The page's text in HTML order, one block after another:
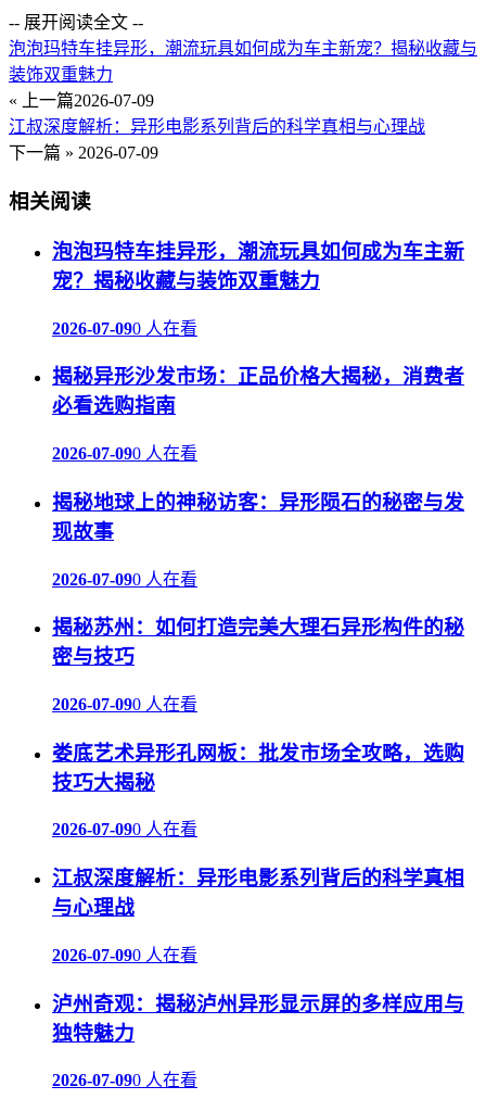
-- 展开阅读全文 --
泡泡玛特车挂异形，潮流玩具如何成为车主新宠？揭秘收藏与
装饰双重魅力
« 上一篇2026-07-09
江叔深度解析：异形电影系列背后的科学真相与心理战
下一篇 » 2026-07-09
相关阅读
泡泡玛特车挂异形，潮流玩具如何成为车主新
宠？揭秘收藏与装饰双重魅力
2026-07-090 人在看
揭秘异形沙发市场：正品价格大揭秘，消费者
必看选购指南
2026-07-090 人在看
揭秘地球上的神秘访客：异形陨石的秘密与发
现故事
2026-07-090 人在看
揭秘苏州：如何打造完美大理石异形构件的秘
密与技巧
2026-07-090 人在看
娄底艺术异形孔网板：批发市场全攻略，选购
技巧大揭秘
2026-07-090 人在看
江叔深度解析：异形电影系列背后的科学真相
与心理战
2026-07-090 人在看
泸州奇观：揭秘泸州异形显示屏的多样应用与
独特魅力
2026-07-090 人在看